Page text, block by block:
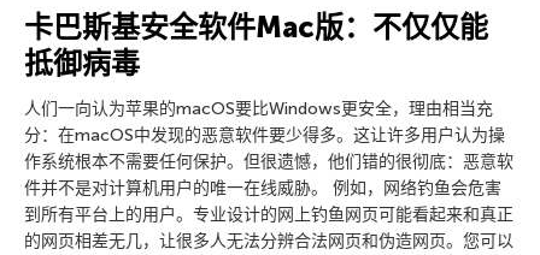
卡巴斯基安全软件Mac版：不仅仅能
抵御病毒
人们一向认为苹果的macOS要比Windows更安全，理由相当充
分：在macOS中发现的恶意软件要少得多。这让许多用户认为操
作系统根本不需要任何保护。但很遗憾，他们错的很彻底：恶意软
件并不是对计算机用户的唯一在线威胁。 例如，网络钓鱼会危害
到所有平台上的用户。专业设计的网上钓鱼网页可能看起来和真正
的网页相差无几，让很多人无法分辨合法网页和伪造网页。您可以